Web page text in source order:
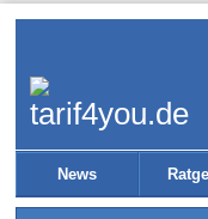
News